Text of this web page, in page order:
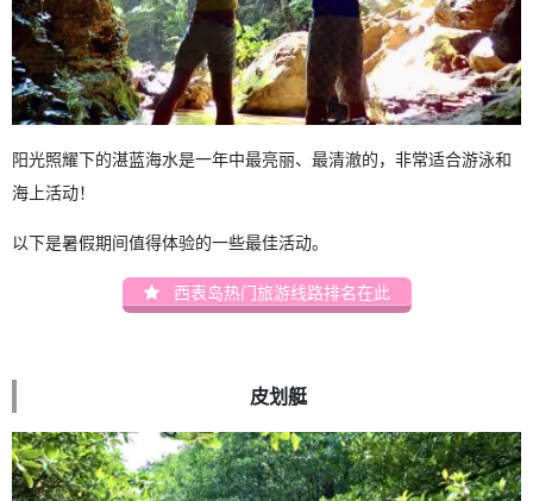
阳光照耀下的湛蓝海水是一年中最亮丽、最清澈的，非常适合游泳和
海上活动！
以下是暑假期间值得体验的一些最佳活动。
西表岛热门旅游线路排名在此
皮划艇